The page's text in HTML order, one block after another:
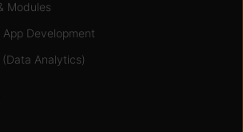
Modules
Development
Analytics)